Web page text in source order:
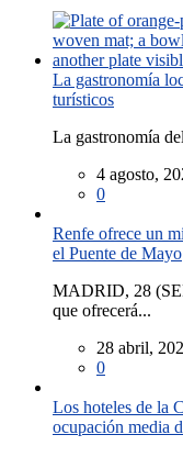
La gastronomía
turísticos
La gastronomía
4 agosto,
0
Renfe ofrece un
el Puente de Mayo
MADRID, 28
que ofrecerá...
28 abril,
0
Los hoteles de la
ocupación media